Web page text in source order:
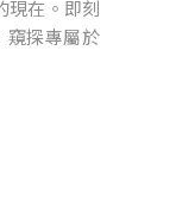
現在。即刻
窺探專屬於